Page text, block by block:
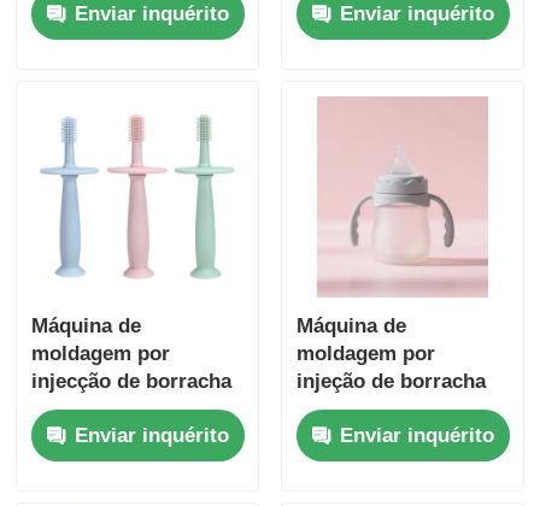
cozimento
Enviar inquérito
silicone resistentes
ao calor com alta
de precisão
Enviar inquérito
Máquina de
moldagem por
injecção de borracha
de silicone líquido
para crianças Escova
de dentes com
Enviar inquérito
Máquina de
moldagem por
injeção de borracha
de silicone líquido
vertical para
mamadeira
Enviar inquérito